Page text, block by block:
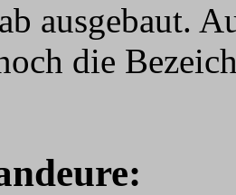
ausgebaut.
die